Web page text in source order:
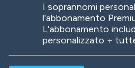
I soprannomi
l'abbonamento
L'abbonamento
personalizzato +